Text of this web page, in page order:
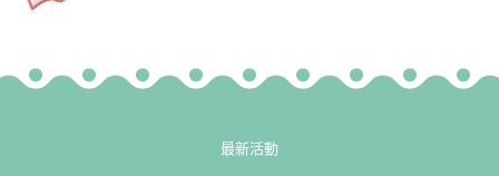
最新活動